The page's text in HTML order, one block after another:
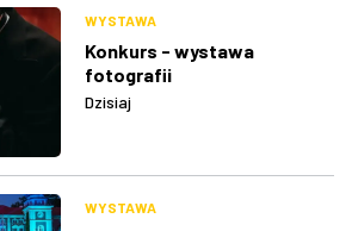
WYSTAWA
Konkurs - wystawa
fotografii
Dzisiaj
WYSTAWA